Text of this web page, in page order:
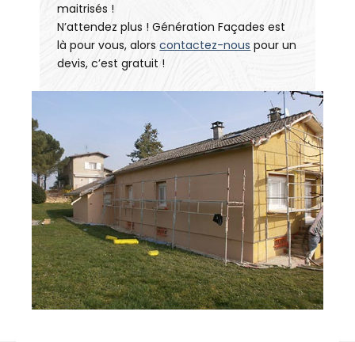
maitrisés !
N’attendez plus ! Génération Façades est
là pour vous, alorscontactez-nous pour un
devis, c’est gratuit !